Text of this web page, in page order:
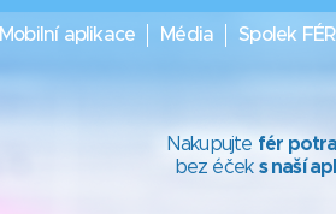
Mobilní aplikace Média Spolek
Nakupujte fér
bez éček s naší